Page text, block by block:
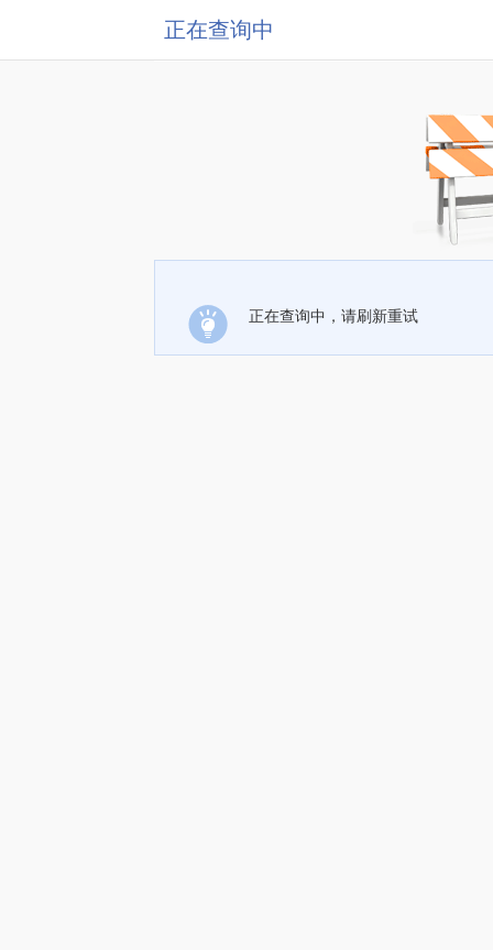
正在查询中
正在查询中，请刷新重试